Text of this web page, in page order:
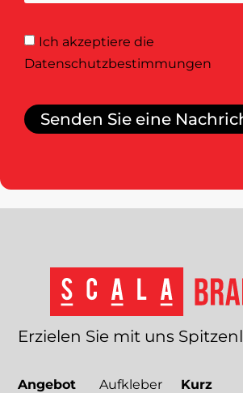
Ich akzeptieredie
Datenschutzbestimmungen
Senden Sie eine
Angebot
Aufkleber
Kurz
Erzielen Sie mit uns